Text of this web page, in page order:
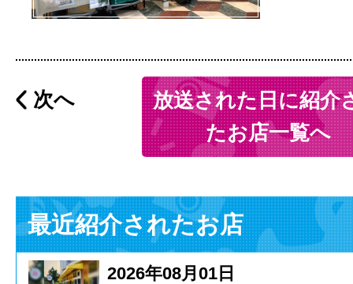
次へ
放送された日に紹介
たお店一覧へ
最近紹介されたお店
2026年08月01日